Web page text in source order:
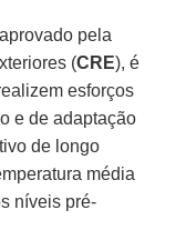
pela
(CRE), é
esforços
e de adaptação
de longo
média
níveis pré-